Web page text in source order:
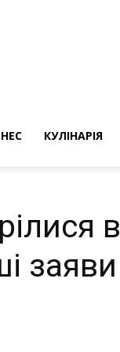
КУЛІНАРІЯ
в
заяви